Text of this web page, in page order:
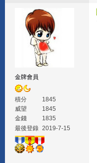
金牌會員
積分
1845
威望
1845
金錢
1835
最後登錄 2019-7-15